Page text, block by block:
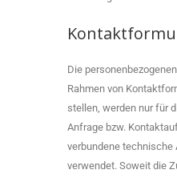
Die
Rahmen von
stellen, werden nur für
Anfrage bzw.
verbundene technische
verwendet. Soweit die